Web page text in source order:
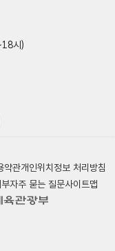
시)
약관개인위치정보 처리방침
자주 묻는 질문사이트맵